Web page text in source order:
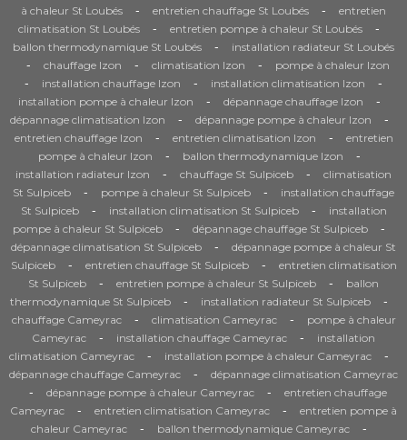
à chaleur St Loubés
- entretien chauffage St Loubés -
entretien
climatisation St Loubés
- entretien pompe à chaleur St Loubés -
ballon thermodynamique St Loubés - installation radiateur St Loubés
- chauffage Izon - climatisation Izon - pompe à chaleur Izon
- installation chauffage Izon - installation climatisation Izon -
installation pompe à chaleur Izon - dépannage chauffage Izon -
dépannage climatisation Izon - dépannage pompe à chaleur Izon -
entretien chauffage Izon - entretien climatisation Izon -
entretien
pompe à chaleur Izon
- ballon thermodynamique Izon -
installation radiateur Izon - chauffage St Sulpiceb -
climatisation
St Sulpiceb
- pompe à chaleur St Sulpiceb -
installation chauffage
St Sulpiceb
- installation climatisation St Sulpiceb -
installation
pompe à chaleur St Sulpiceb
- dépannage chauffage St Sulpiceb -
dépannage climatisation St Sulpiceb -
dépannage pompe à chaleur St
Sulpiceb
- entretien chauffage St Sulpiceb -
entretien climatisation
St Sulpiceb
- entretien pompe à chaleur St Sulpiceb -
ballon
thermodynamique St Sulpiceb
- installation radiateur St Sulpiceb -
chauffage Cameyrac - climatisation Cameyrac -
pompe à chaleur
Cameyrac
- installation chauffage Cameyrac -
installation
climatisation Cameyrac
- installation pompe à chaleur Cameyrac -
dépannage chauffage Cameyrac - dépannage climatisation Cameyrac
- dépannage pompe à chaleur Cameyrac -
entretien chauffage
Cameyrac
- entretien climatisation Cameyrac -
entretien pompe à
chaleur Cameyrac
- ballon thermodynamique Cameyrac -